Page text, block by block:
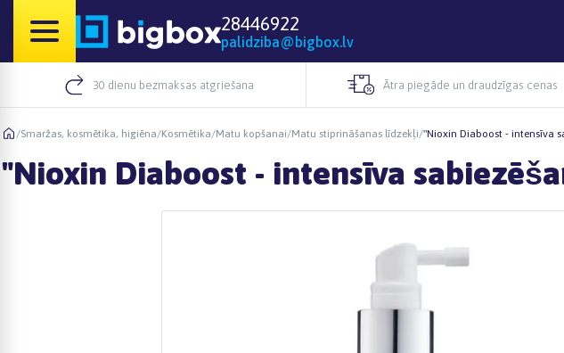
28446922
palidziba@bigbox.lv
30 dienu bezmaksas atgriešana Ātra piegāde un draudzīgas cenas
/Smaržas, kosmētika, higiēna/Kosmētika/Matu kopšanai/Matu stiprināšanas līdzekļi/"Nioxin Diaboost - intensīva
"Nioxin Diaboost - intensīva